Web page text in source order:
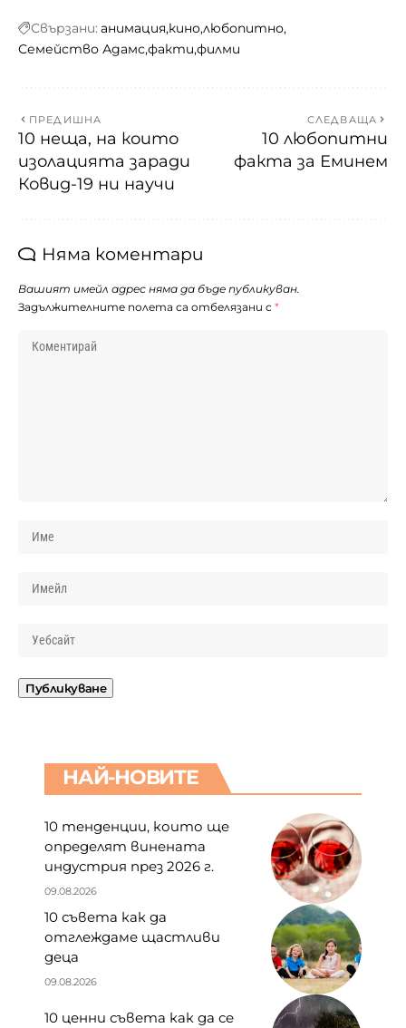
Свързани: анимация кинолюбопитно
Семейство Адамсфакти филми
ПРЕДИШНА
10 неща, на които
изолацията заради
Ковид-19 ни научи
СЛЕДВАЩА
10 любопитни
факта за Еминем
Няма коментари
Вашият имейл адрес няма да бъде публикуван.
Задължителните полета са отбелязани с *
НАЙ-НОВИТЕ
10 тенденции, които ще
определят винената
индустрия през 2026 г.
09.08.2026
10 съвета как да
отглеждаме щастливи
деца
09.08.2026
10 ценни съвета как да се